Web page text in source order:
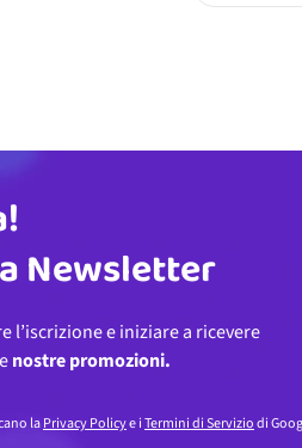
Newsletter
l’iscrizione e iniziare a ricevere
nostre promozioni.
laPrivacy Policye iTermini di Serviziodi